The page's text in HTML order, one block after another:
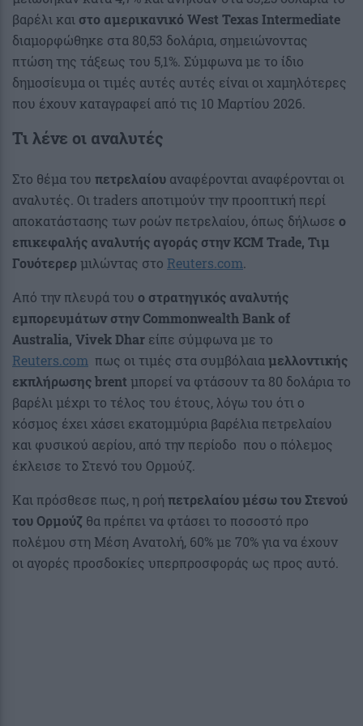
βαρέλι και στο αμερικανικό West Texas Intermediate
διαμορφώθηκε στα 80,53 δολάρια, σημειώνοντας
πτώση της τάξεως του 5,1%. Σύμφωνα με το ίδιο
δημοσίευμα οι τιμές αυτές αυτές είναι οι χαμηλότερες
που έχουν καταγραφεί από τις 10 Μαρτίου 2026.
Τι λένε οι αναλυτές
Στο θέμα του πετρελαίου αναφέρονται αναφέρονται οι
αναλυτές. Oι traders αποτιμούν την προοπτική περί
αποκατάστασης των ροών πετρελαίου, όπως δήλωσε ο
επικεφαλής αναλυτής αγοράς στην KCM Trade, Τιμ
Γουότερερμιλώντας στο Reuters.com.
Από την πλευρά του ο στρατηγικός αναλυτής
εμπορευμάτων στην Commonwealth Bank of
Australia, Vivek Dhar είπε σύμφωνα με το
Reuters.com πως οι τιμές στα συμβόλαια μελλοντικής
εκπλήρωσης brent μπορεί να φτάσουν τα 80 δολάρια το
βαρέλι μέχρι το τέλος του έτους, λόγω του ότι ο
κόσμος έχει χάσει εκατομμύρια βαρέλια πετρελαίου
και φυσικού αερίου, από την περίοδο που ο πόλεμος
έκλεισε το Στενό του Ορμούζ.
Και πρόσθεσε πως, η ροή πετρελαίου μέσω του Στενού
του Ορμούζ θα πρέπει να φτάσει το ποσοστό προ
πολέμου στη Μέση Ανατολή, 60% με 70% για να έχουν
οι αγορές προσδοκίες υπερπροσφοράς ως προς αυτό.